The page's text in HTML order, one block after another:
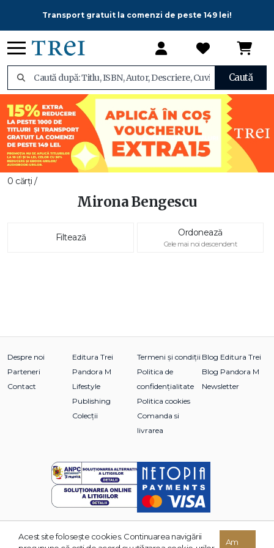
Transport gratuit la comenzi de peste 149 lei!
Caută
0 cărți /
Mirona Bengescu
Filtează Ordonează
Cele mai noi descendent
Despre noi
Parteneri
Contact
Editura Trei
Pandora M
Lifestyle
Publishing
Colecții
Termeni și condiții
Politica de
confidențialitate
Politica cookies
Comanda si
livrarea
Blog Editura Trei
Blog Pandora M
Newsletter
© 2026 Grupul Editorial TREI. Toate drepturile rezervate.
Acest site foloseşte cookies. Continuarea navigării
Am